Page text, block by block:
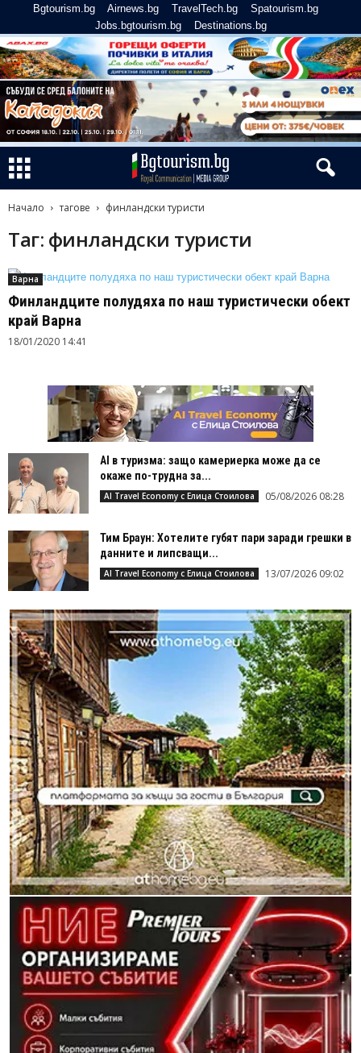
Bgtourism.bg Airnews.bg TravelTech.bg
Spatourism.bg
Jobs.bgtourism.bg
Destinations.bg
Начало тагове финландски туристи
Таг: финландски туристи
Варна
Финландците полудяха по наш туристически обект
край Варна
18/01/2020 14:41
AI в туризма: защо камериерка може да се
окаже по-трудна за...
AI Travel Economy с Елица Стоилова 05/08/2026 08:28
Тим Браун: Хотелите губят пари заради грешки в
данните и липсващи...
AI Travel Economy с Елица Стоилова 13/07/2026 09:02